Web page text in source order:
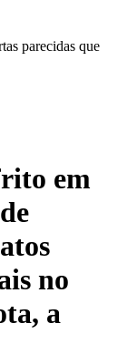
parecidas que
em
no
a